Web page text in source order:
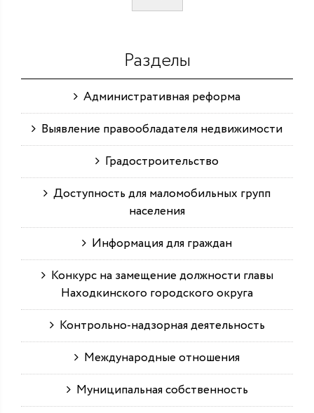
Разделы
Административная реформа
Выявление правообладателя недвижимости
Градостроительство
Доступность для маломобильных групп
населения
Информация для граждан
Конкурс на замещение должности главы
Находкинского городского округа
Контрольно-надзорная деятельность
Международные отношения
Муниципальная собственность